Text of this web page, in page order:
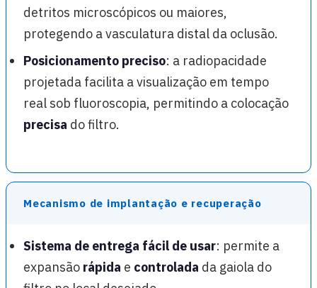
detritos microscópicos ou maiores,
protegendo a vasculatura distal da oclusão.
Posicionamento preciso: a radiopacidade
projetada facilita a visualização em tempo
real sob fluoroscopia, permitindo a colocação
precisa do filtro.
Mecanismo de implantação e recuperação
Sistema de entrega fácil de usar: permite a
expansão rápida e controlada da gaiola do